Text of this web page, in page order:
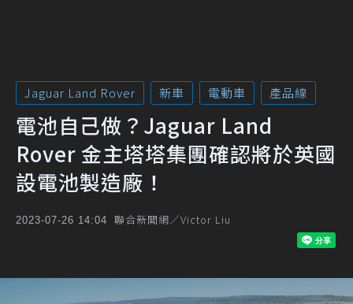
Jaguar Land Rover 新車 電動車 產品線
電池自己做？Jaguar Land
Rover 金主塔塔集團確認將於英國
設電池製造廠！
2023-07-26 14:04 聯合新聞網／Victor Liu